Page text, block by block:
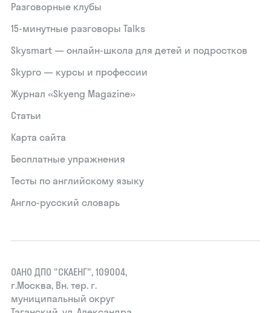
Разговорные клубы
15‑минутные разговоры Talks
Skysmart — онлайн-школа для детей и подростков
Skypro — курсы и профессии
Журнал «Skyeng Magazine»
Статьи
Карта сайта
Бесплатные упражнения
Тесты по английскому языку
Англо-русский словарь
ОАНО ДПО "СКАЕНГ", 109004,
г.Москва, Вн. тер. г.
муниципальный округ